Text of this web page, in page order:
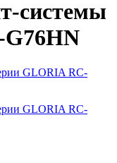
системы